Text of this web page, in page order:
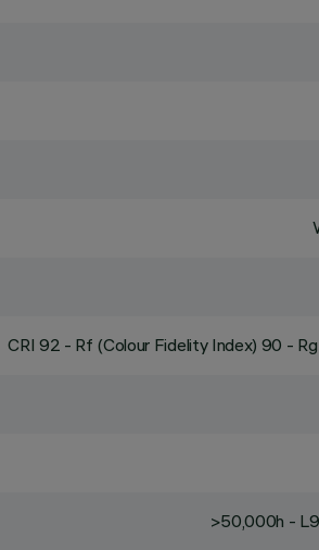
CRI 92 - Rf (Colour Fidelity Index) 90 -
>50,000h -